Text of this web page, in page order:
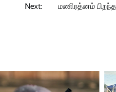
Next:
மணிரத்னம்